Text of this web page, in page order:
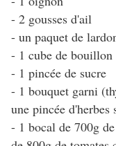
- 2 gousses d'ail
- un paquet de
- 1 cube de bouillon
- 1 pincée de sucre
- 1 bouquet garni
une pincée d'herbes
- 1 bocal de 700g